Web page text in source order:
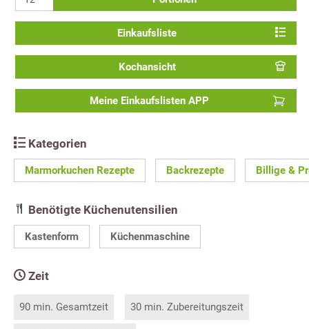
Einkaufsliste
Kochansicht
Meine Einkaufslisten APP
Kategorien
Marmorkuchen Rezepte Backrezepte Billige &
Benötigte Küchenutensilien
Kastenform Küchenmaschine
Zeit
90 min. Gesamtzeit 30 min. Zubereitungszeit